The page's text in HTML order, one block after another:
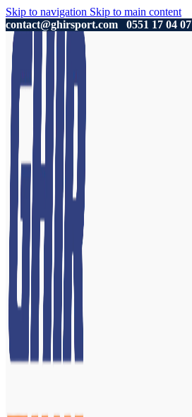
Skip to navigation Skip to main content
contact@ghirsport.com
0551 17 04 07